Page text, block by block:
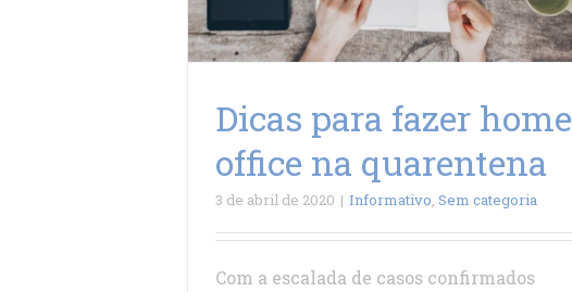
Dicas para fazer home
office na quarentena
3 de abril de 2020 | Informativo, Sem categoria
Com a escalada de casos confirmados